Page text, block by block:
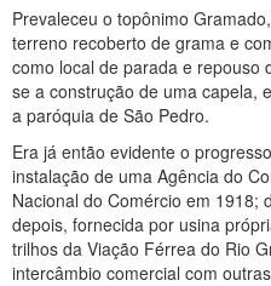
Prevaleceu o topônimo
terreno recoberto de grama e
como local de parada e repouso
se a construção de uma capela,
a paróquia de São Pedro.
Era já então evidente o
instalação de uma Agência do
Nacional do Comércio em 1918;
depois, fornecida por usina
trilhos da Viação Férrea do Rio
intercâmbio comercial com